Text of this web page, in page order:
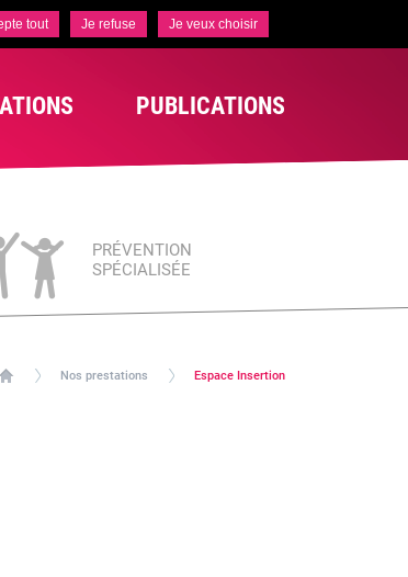
PUBLICATIONS
PRÉVENTION
SPÉCIALISÉE
Nos prestations Espace Insertion
tout Je refuse Je veux choisir